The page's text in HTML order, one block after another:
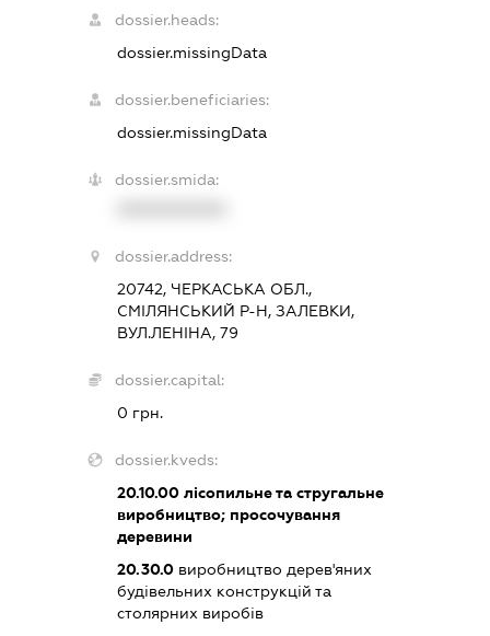
dossier.heads:
dossier.missingData
dossier.beneficiaries:
dossier.missingData
dossier.smida:
dossier.address:
20742, ЧЕРКАСЬКА ОБЛ.,
СМІЛЯНСЬКИЙ Р-Н, ЗАЛЕВКИ,
ВУЛ.ЛЕНІНА, 79
dossier.capital:
0 грн.
dossier.kveds:
20.10.00 лісопильне та стругальне
виробництво; просочування
деревини
20.30.0 виробництво дерев'яних
будівельних конструкцій та
столярних виробів